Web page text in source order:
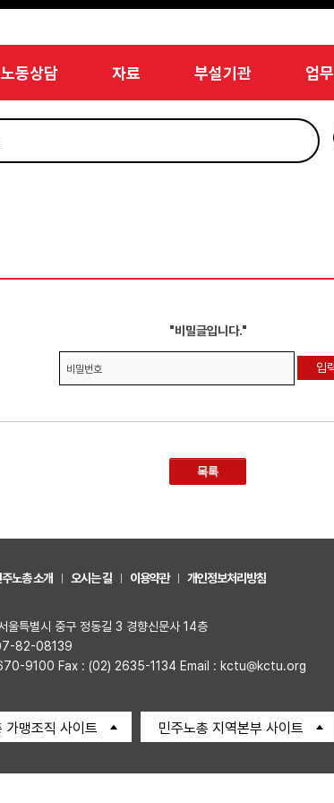
노동상담 자료 부설기관 업무
"비밀글입니다."
비밀번호
목록
주노총 소개 오시는 길 이용약관 개인정보처리방침
특별시 중구 정동길 3 경향신문사 14층
82-08139
9100 Fax : (02) 2635-1134 Email : kctu@kctu.org
가맹조직 사이트 민주노총 지역본부 사이트